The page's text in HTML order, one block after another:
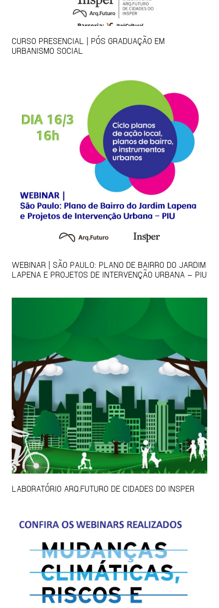
CURSO PRESENCIAL | PÓS GRADUAÇÃO EM
URBANISMO SOCIAL
WEBINAR | SÃO PAULO: PLANO DE BAIRRO DO JARDIM
LAPENA E PROJETOS DE INTERVENÇÃO URBANA – PIU
LABORATÓRIO ARQ.FUTURO DE CIDADES DO INSPER